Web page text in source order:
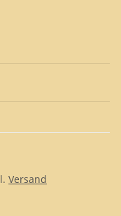
Versand